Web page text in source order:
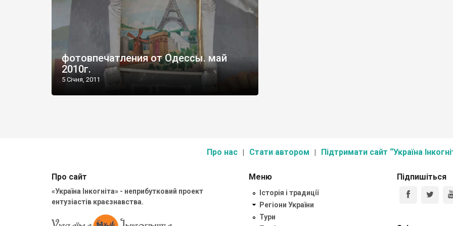
фотовпечатления от Одессы. май
2010г.
5 Січня, 2011
Про нас Стати автором Підтримати сайт “Україна
Про сайт
«Україна Інкогніта» - неприбутковий проект
ентузіастів краєзнавства.
Меню
Історія і традиції
Регіони України
Тури
Підпишіться